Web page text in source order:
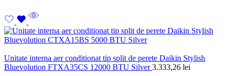
Unitate interna aer conditionat tip split de perete Daikin Stylish
Bluevolution FTXA35CS 12000 BTU Silver3.333,26 lei